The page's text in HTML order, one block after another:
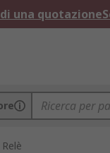
una quotazione
Relè